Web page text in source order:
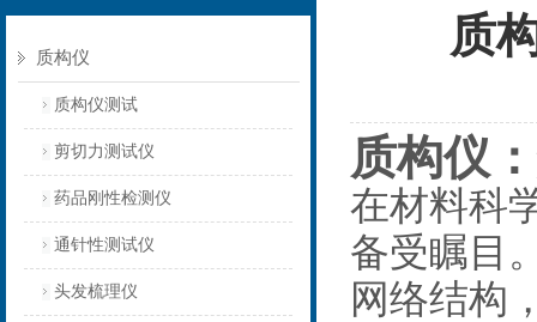
质构仪
质构仪测试
剪切力测试仪
药品刚性检测仪
通针性测试仪
头发梳理仪
质
质构仪
在材料科
备受瞩目
网络结构